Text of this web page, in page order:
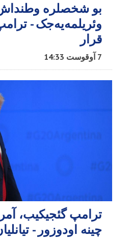
بو شخصلره
وئریلمه‌یه‌جک -
قرار
7 آوقوست 14:33
ترامپ گئجیکیب،
چینه اودوزور -